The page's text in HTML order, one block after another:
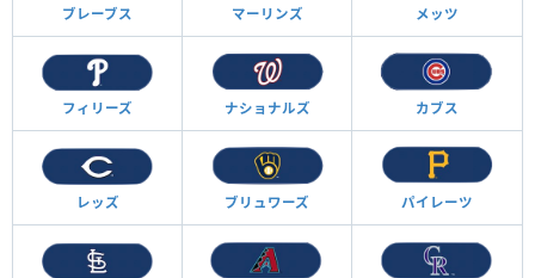
ブレーブス マーリンズ メッツ
フィリーズ ナショナルズ カブス
レッズ ブリュワーズ パイレーツ